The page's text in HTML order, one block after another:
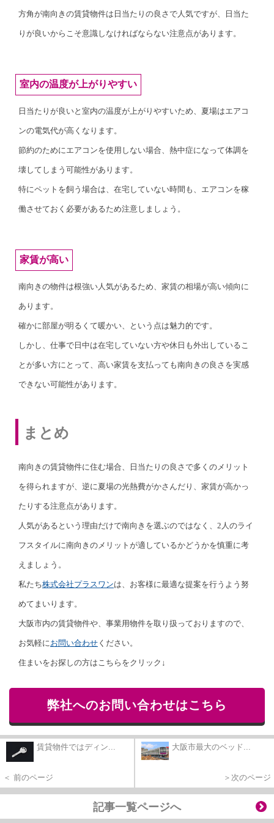
方角が南向きの賃貸物件は日当たりの良さで人気ですが、日当た
りが良いからこそ意識しなければならない注意点があります。
室内の温度が上がりやすい
日当たりが良いと室内の温度が上がりやすいため、夏場はエアコ
ンの電気代が高くなります。
節約のためにエアコンを使用しない場合、熱中症になって体調を
壊してしまう可能性があります。
特にペットを飼う場合は、在宅していない時間も、エアコンを稼
働させておく必要があるため注意しましょう。
家賃が高い
南向きの物件は根強い人気があるため、家賃の相場が高い傾向に
あります。
確かに部屋が明るくて暖かい、という点は魅力的です。
しかし、仕事で日中は在宅していない方や休日も外出しているこ
とが多い方にとって、高い家賃を支払っても南向きの良さを実感
できない可能性があります。
まとめ
南向きの賃貸物件に住む場合、日当たりの良さで多くのメリット
を得られますが、逆に夏場の光熱費がかさんだり、家賃が高かっ
たりする注意点があります。
人気があるという理由だけで南向きを選ぶのではなく、2人のライ
フスタイルに南向きのメリットが適しているかどうかを慎重に考
えましょう。
私たち株式会社プラスワンは、お客様に最適な提案を行うよう努
めてまいります。
大阪市内の賃貸物件や、事業用物件を取り扱っておりますので、
お気軽に お問い合わせ ください。
住まいをお探しの方はこちらをクリック↓
弊社へのお問い合わせはこちら
賃貸物件ではディン...
＜ 前のページ
大阪市最大のベッド...
＞次のページ
記事一覧ページへ